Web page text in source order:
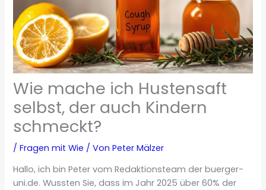
Wie mache ich Hustensaft
selbst, der auch Kindern
schmeckt?
/Fragen mit Wie / VonPeter Mälzer
Hallo, ich bin Peter vom Redaktionsteam der buerger-
uni.de. Wussten Sie, dass im Jahr 2025 über 60% der